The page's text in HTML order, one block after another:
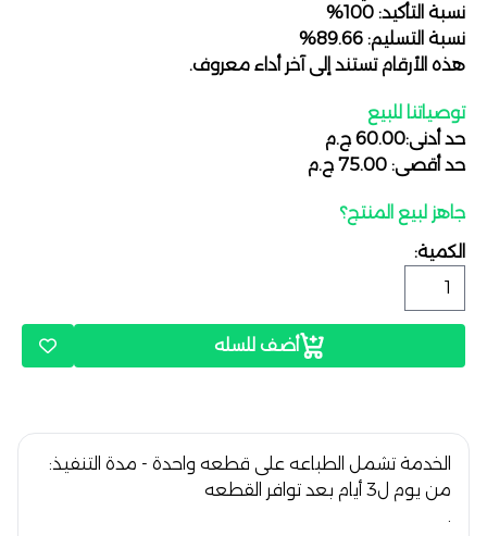
نسبة التأكيد: 100%
نسبة التسليم: 89.66%
هذه الأرقام تستند إلى آخر أداء معروف.
توصياتنا للبيع
حد أدنى:60.00 ج.م
حد أقصى: 75.00 ج.م
جاهز لبيع المنتج؟
الكمية:
أضف للسله
الخدمة تشمل الطباعه على قطعه واحدة - مدة التنفيذ:
من يوم ل3 أيام بعد توافر القطعه
.